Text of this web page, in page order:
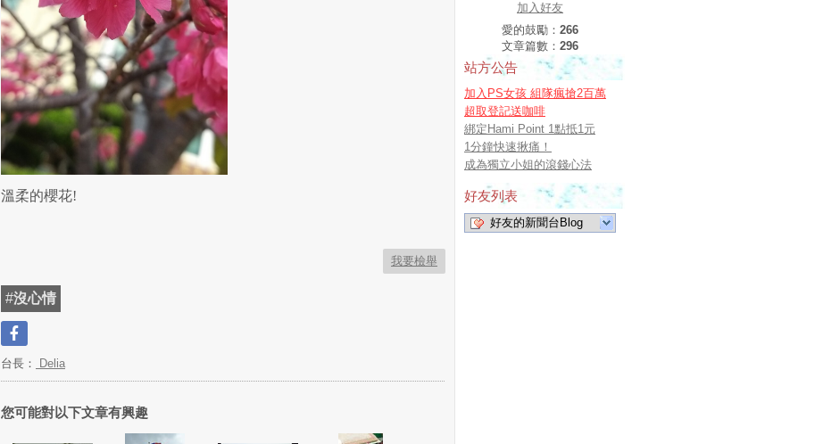
溫柔的櫻花!
我要檢舉
#沒心情
台長： Delia
您可能對以下文章有興趣
加入好友
愛的鼓勵： 266
文章篇數： 296
站方公告
加入PS女孩 組隊瘋搶2百萬
超取登記送咖啡
綁定Hami Point 1點抵1元
1分鐘快速揪痛！
成為獨立小姐的滾錢心法
好友列表
好友的新聞台Blog